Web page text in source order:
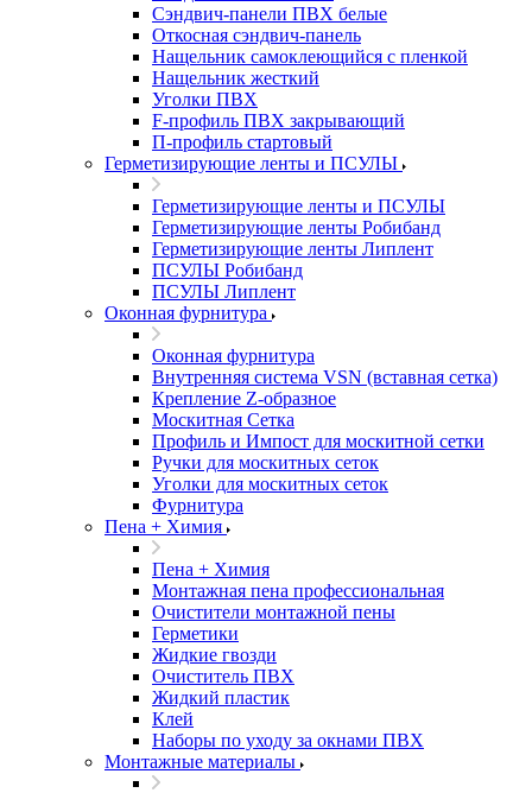
Сэндвич-панели ПВХ белые
Откосная сэндвич-панель
Нащельник самоклеющийся с пленкой
Нащельник жесткий
Уголки ПВХ
F-профиль ПВХ закрывающий
П-профиль стартовый
Герметизирующие ленты и ПСУЛЫ
Герметизирующие ленты и ПСУЛЫ
Герметизирующие ленты Робибанд
Герметизирующие ленты Липлент
ПСУЛЫ Робибанд
ПСУЛЫ Липлент
Оконная фурнитура
Оконная фурнитура
Внутренняя система VSN (вставная сетка)
Крепление Z-образное
Москитная Сетка
Профиль и Импост для москитной сетки
Ручки для москитных сеток
Уголки для москитных сеток
Фурнитура
Пена + Химия
Пена + Химия
Монтажная пена профессиональная
Очистители монтажной пены
Герметики
Жидкие гвозди
Очиститель ПВХ
Жидкий пластик
Клей
Наборы по уходу за окнами ПВХ
Монтажные материалы